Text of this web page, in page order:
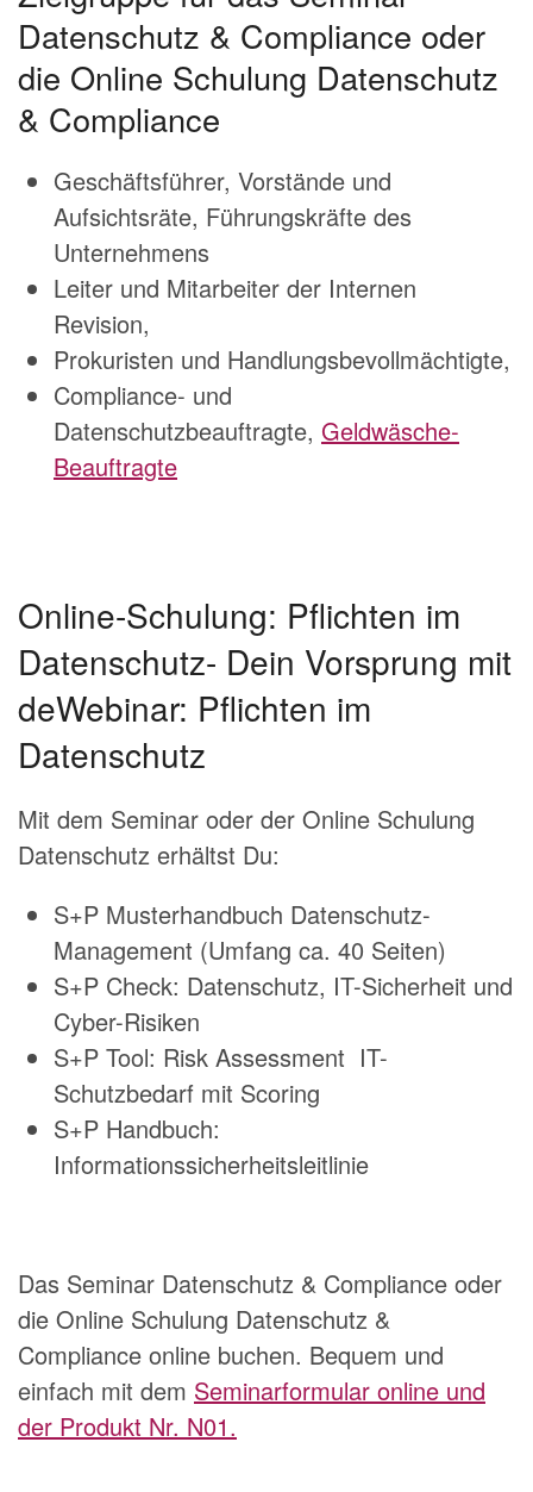
Datenschutz & Compliance oder
die Online Schulung Datenschutz
& Compliance
Geschäftsführer, Vorstände und
Aufsichtsräte, Führungskräfte des
Unternehmens
Leiter und Mitarbeiter der Internen
Revision,
Prokuristen und Handlungsbevollmächtigte,
Compliance- und
Datenschutzbeauftragte, Geldwäsche-
Beauftragte
Online-Schulung: Pflichten im
Datenschutz- Dein Vorsprung mit
deWebinar: Pflichten im
Datenschutz
Mit dem Seminar oder der Online Schulung
Datenschutz erhältst Du:
S+P Musterhandbuch Datenschutz-
Management (Umfang ca. 40 Seiten)
S+P Check: Datenschutz, IT-Sicherheit und
Cyber-Risiken
S+P Tool: Risk Assessment IT-
Schutzbedarf mit Scoring
S+P Handbuch:
Informationssicherheitsleitlinie
Das Seminar Datenschutz & Compliance oder
die Online Schulung Datenschutz &
Compliance online buchen. Bequem und
einfach mit dem Seminarformular online und
der Produkt Nr. N01.